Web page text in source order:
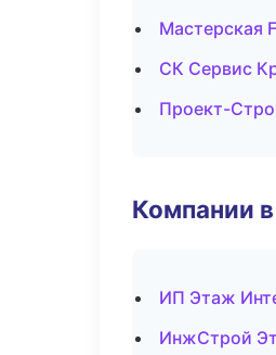
Мастерская
СК Сервис
Проект-
Компании
ИП Этаж
ИнжСтрой